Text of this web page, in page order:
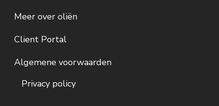
Meer over oliën
Client Portal
Algemene voorwaarden
Privacy policy